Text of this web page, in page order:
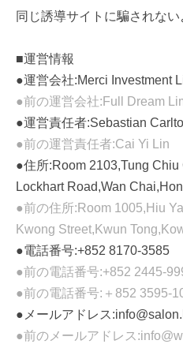
同じ誘導サイトに騙されない
■運営情報
●運営会社:Merci Investment
●前の運営会社:Full Dream
●運営責任者:Sebastian
●前の運営責任者:Cai Yi Lin
●住所:Room 2103,Tung
Lockhart Road,Wan
●前の住所:Room 1005,Hiu
Kwong Street,Kwun
●電話番号:+852 8170-3585
●前の電話番号:+852 2445-
●前の電話番号:＋852 3595-
●メールアドレス
●前のメールアドレス